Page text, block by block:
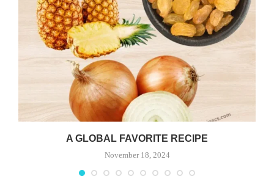
A GLOBAL FAVORITE RECIPE
November 18, 2024